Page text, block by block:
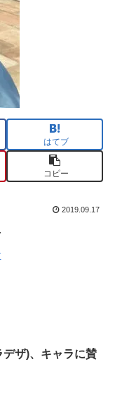
はてブ
コピー
2019.09.17
デザ)、キャラに賛